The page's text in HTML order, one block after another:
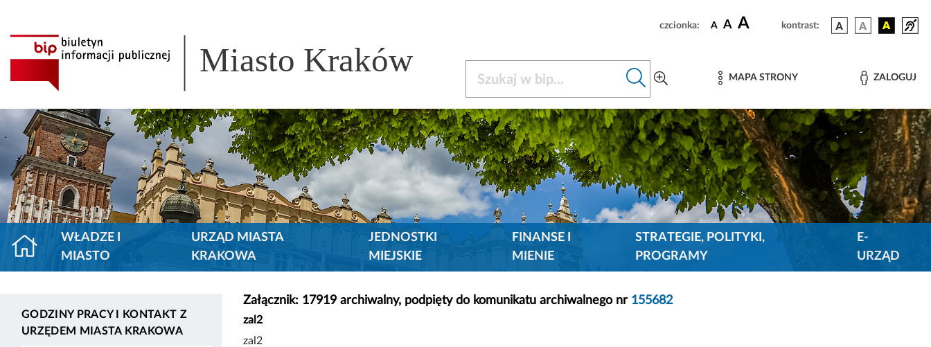
czcionka: A A A kontrast:
Miasto Kraków MAPA STRONY ZALOGUJ
WŁADZE I
MIASTO
URZĄD MIASTA
KRAKOWA
JEDNOSTKI
MIEJSKIE
FINANSE I
MIENIE
STRATEGIE, POLITYKI,
PROGRAMY
E-
URZĄD
GODZINY PRACY I KONTAKT Z
URZĘDEM MIASTA KRAKOWA
Załącznik: 17919 archiwalny, podpięty do komunikatu archiwalnego nr 155682
zal2
zal2